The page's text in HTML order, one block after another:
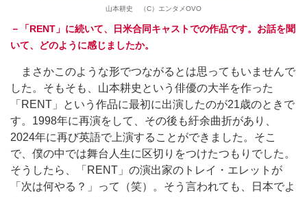
山本耕史 （C）エンタメOVO
－「RENT」に続いて、日米合同キャストでの作品です。お話を聞
いて、どのように感じましたか。
まさかこのような形でつながるとは思ってもいませんで
した。そもそも、山本耕史という俳優の大半を作った
「RENT」という作品に最初に出演したのが21歳のときで
す。1998年に再演をして、その後も紆余曲折があり、
2024年に再び英語で上演することができました。そこ
で、僕の中では舞台人生に区切りをつけたつもりでした。
そうしたら、「RENT」の演出家のトレイ・エレットが
「次は何やる？」って（笑）。そう言われても、日本でよ